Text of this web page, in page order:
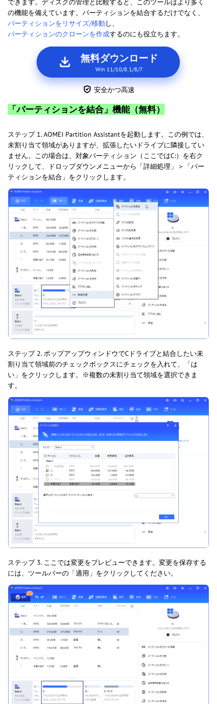
できます。ディスクの管理と比較すると、このツールはより多く
の機能を備えています。パーティションを結合するだけでなく、
パーティションをリサイズ/移動 し、
パーティションのクローンを作成するのにも役立ちます。
無料ダウンロード
Win 11/10/8.1/8/7
安全かつ高速
「パーティションを結合」機能（無料）
ステップ 1. AOMEI Partition Assistantを起動します。この例では、
未割り当て領域がありますが、拡張したいドライブに隣接してい
ません。この場合は、対象パーティション（ここではC:）を右ク
リックして、ドロップダウンメニューから「詳細処理」＞「パー
ティションを結合」をクリックします。
ステップ 2. ポップアップウィンドウでCドライブと結合したい未
割り当て領域前のチェックボックスにチェックを入れて、「は
い」をクリックします。※複数の未割り当て領域を選択できま
す。
ステップ 3. ここでは変更をプレビューできます。変更を保存する
には、ツールバーの「適用」をクリックしてください。